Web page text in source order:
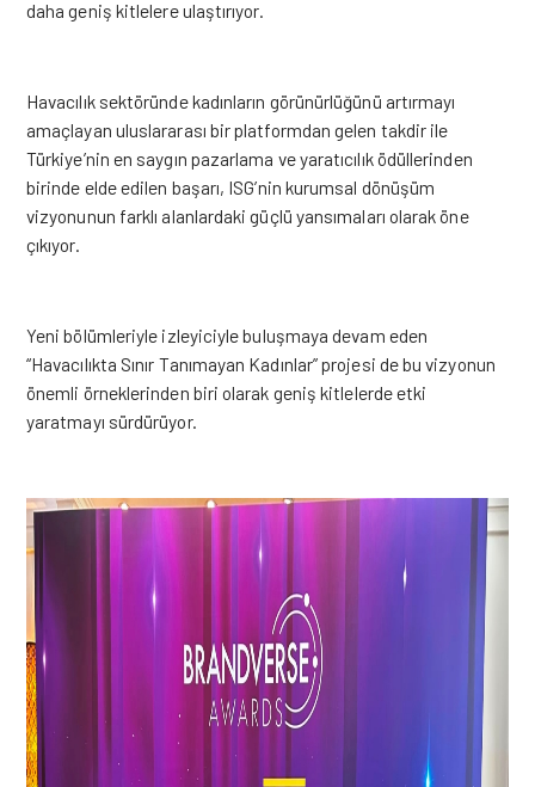
daha geniş kitlelere ulaştırıyor.
Havacılık sektöründe kadınların görünürlüğünü artırmayı
amaçlayan uluslararası bir platformdan gelen takdir ile
Türkiye’nin en saygın pazarlama ve yaratıcılık ödüllerinden
birinde elde edilen başarı, ISG’nin kurumsal dönüşüm
vizyonunun farklı alanlardaki güçlü yansımaları olarak öne
çıkıyor.
Yeni bölümleriyle izleyiciyle buluşmaya devam eden
“Havacılıkta Sınır Tanımayan Kadınlar” projesi de bu vizyonun
önemli örneklerinden biri olarak geniş kitlelerde etki
yaratmayı sürdürüyor.